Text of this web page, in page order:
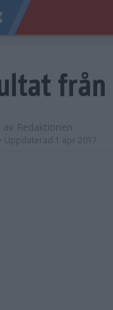
av Redaktionen
• Uppdaterad 1 apr 2017